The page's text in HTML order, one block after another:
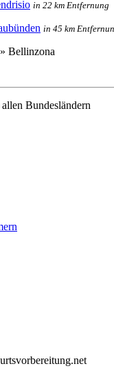
in 22 km Entfernung
in 45 km
» Bellinzona
Bundesländern